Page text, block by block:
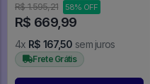
R$ 1.595,21 58% OFF
R$ 669,99
4x R$ 167,50 sem juros
Frete Grátis